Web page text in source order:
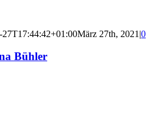
27T17:44:42+01:00März 27th, 2021 |0
Bühler